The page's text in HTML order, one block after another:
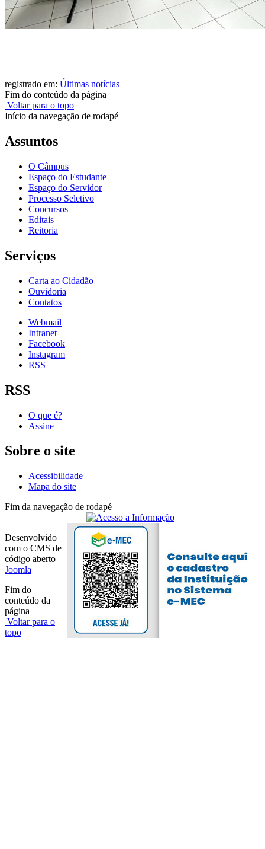
registrado em: Últimas notícias
Fim do conteúdo da página
Voltar para o topo
Início da navegação de rodapé
Assuntos
O Câmpus
Espaço do Estudante
Espaço do Servidor
Processo Seletivo
Concursos
Editais
Reitoria
Serviços
Carta ao Cidadão
Ouvidoria
Contatos
Webmail
Intranet
Facebook
Instagram
RSS
RSS
O que é?
Assine
Sobre o site
Acessibilidade
Mapa do site
Fim da navegação de rodapé
Desenvolvido
com o CMS de
código aberto
Joomla
Fim do
conteúdo da
página
Voltar para o
topo